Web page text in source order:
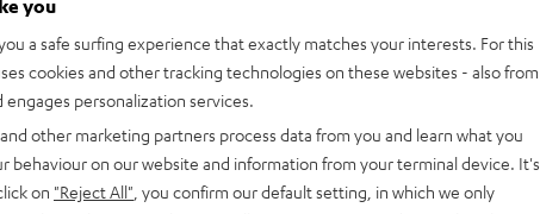
you
a safe surfing experience that exactly matches your interests. For this
cookies and other tracking technologies on these websites - also from
personalization services.
other marketing partners process data from you and learn what you
behaviour on our website and information from your terminal device. It's
on "Reject All" , you confirm our default setting, in which we only